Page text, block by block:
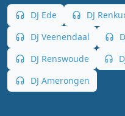
DJ Ede DJ
DJ Veenendaal
DJ Renswoude
DJ Amerongen